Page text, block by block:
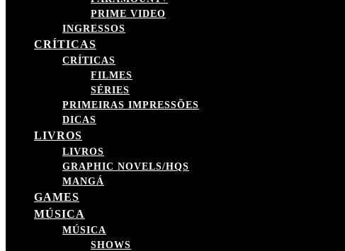
PRIME VIDEO
INGRESSOS
CRÍTICAS
CRÍTICAS
FILMES
SÉRIES
PRIMEIRAS IMPRESSÕES
DICAS
LIVROS
LIVROS
GRAPHIC NOVELS/HQS
MANGÁ
GAMES
MÚSICA
MÚSICA
SHOWS